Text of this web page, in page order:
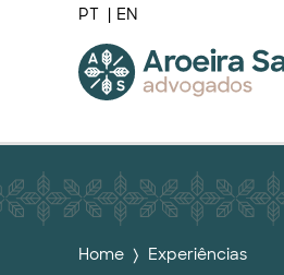
PT EN
Home Experiências